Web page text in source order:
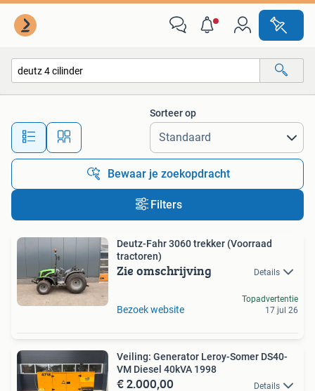
Alle afstanden…
Sorteer op
Bewaar je zoekopdracht
Filters
Deutz-Fahr 3060 trekker (Voorraad
tractoren)
Zie omschrijving Details
Bezoek website
Topadvertentie
17 jul 26
Veiling: Generator Leroy-Somer DS40-
VM Diesel 40kVA 1998
€ 2.000,00 Details